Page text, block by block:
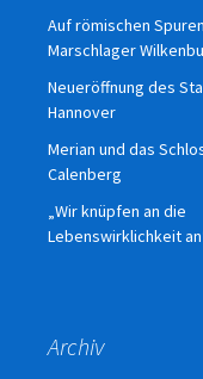
Auf römischen
Marschlager
Neueröffnung des
Hannover
Merian und das
Calenberg
„Wir knüpfen an die
Lebenswirklichkeit
Archiv